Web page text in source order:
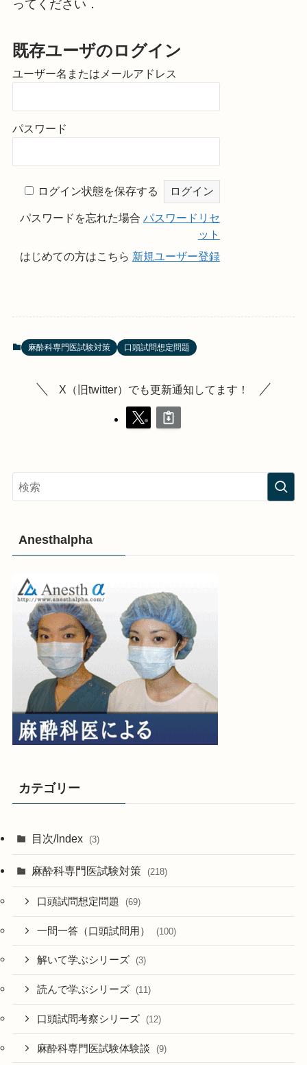
ってください．
既存ユーザのログイン
ユーザー名またはメールアドレス
パスワード
ログイン状態を保存する
パスワードを忘れた場合 パスワードリセ
ット
はじめての方はこちら 新規ユーザー登録
麻酔科専門医試験対策 口頭試問想定問題
X（旧twitter）でも更新通知してます！
Anesthalpha
カテゴリー
目次/Index (3)
麻酔科専門医試験対策 (218)
口頭試問想定問題 (69)
一問一答（口頭試問用） (100)
解いて学ぶシリーズ (3)
読んで学ぶシリーズ (11)
口頭試問考察シリーズ (12)
麻酔科専門医試験体験談 (9)